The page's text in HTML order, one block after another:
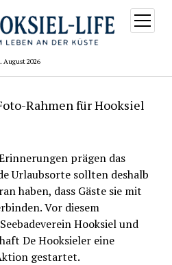
August 2026
Menü
öffnen
Rahmen für Hooksiel
prägen das
Urlaubsorte sollten deshalb
haben, dass Gäste sie mit
Vor diesem
Hooksiel und
De Hooksieler eine
gestartet.